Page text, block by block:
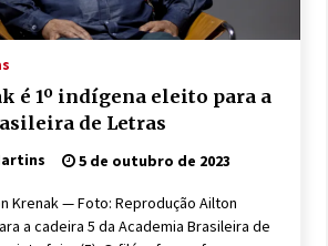
é 1º indígena eleito para a
de Letras
5 de outubro de 2023
Krenak — Foto: Reprodução Ailton
a cadeira 5 da Academia Brasileira de